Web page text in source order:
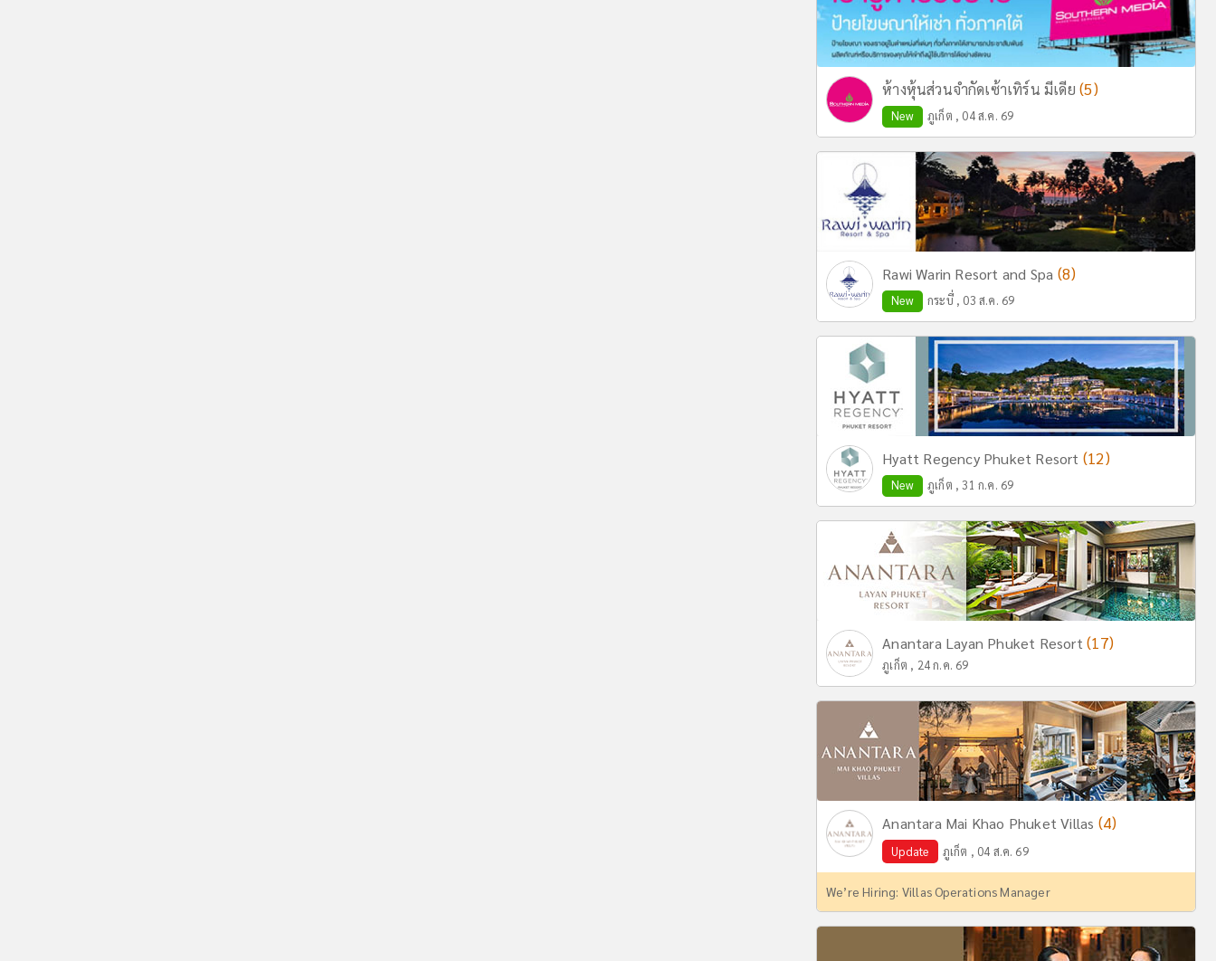
ห้างหุ้นส่วนจำกัดเซ้าเทิร์น มีเดีย(5)
New ภูเก็ต , 04 ส.ค. 69
Rawi Warin Resort and Spa (8)
New กระบี่ , 03 ส.ค. 69
Hyatt Regency Phuket Resort (12)
New ภูเก็ต , 31 ก.ค. 69
Anantara Layan Phuket Resort(17)
ภูเก็ต , 24 ก.ค. 69
Anantara Mai Khao Phuket Villas (4)
Update ภูเก็ต , 04 ส.ค. 69
We’re Hiring: Villas Operations Manager